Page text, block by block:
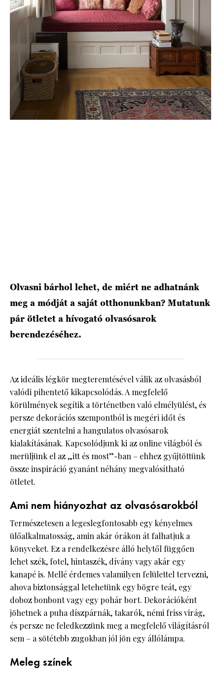
HÍRLEVÉL
Olvasni bárhol lehet, de miért ne adhatnánk
meg a módját a saját otthonunkban? Mutatunk
pár ötletet a hívogató olvasósarok
berendezéséhez.
Az ideális légkör megteremtésével válik az olvasásból
valódi pihentető kikapcsolódás. A megfelelő
körülmények segítik a történetben való elmélyülést, és
persze dekorációs szempontból is megéri időt és
energiát szentelni a hangulatos olvasósarok
kialakításának. Kapcsolódjunk ki az online világból és
merüljünk el az „itt és most”-ban – ehhez gyűjtöttünk
össze inspiráció gyanánt néhány megvalósítható
ötletet.
Ami nem hiányozhat az olvasósarokból
Természetesen a legeslegfontosabb egy kényelmes
ülőalkalmatosság, amin akár órákon át falhatjuk a
könyveket. Ez a rendelkezésre álló helytől függően
lehet szék, fotel, hintaszék, dívány vagy akár egy
kanapé is. Mellé érdemes valamilyen felülettel tervezni,
ahova biztonsággal letehetünk egy bögre teát, egy
doboz bonbont vagy egy pohár bort. Dekorációként
jöhetnek a puha díszpárnák, takarók, némi friss virág,
és persze ne feledkezzünk meg a megfelelő világításról
sem – a sötétebb zugokban jól jön egy állólámpa.
Meleg színek